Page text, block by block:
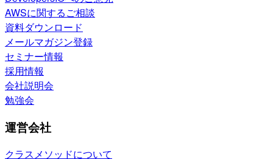
AWSに関するご相談
資料ダウンロード
メールマガジン登録
セミナー情報
採用情報
会社説明会
勉強会
運営会社
クラスメソッドについて